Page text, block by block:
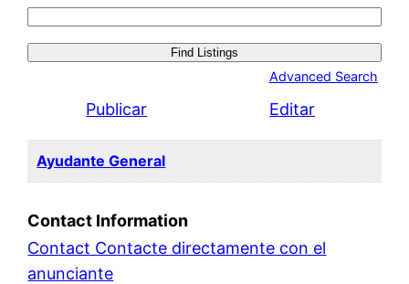
Search
for:
Advanced Search
Publicar Editar
Ayudante General
Contact Information
Contact Contacte directamente con el
anunciante